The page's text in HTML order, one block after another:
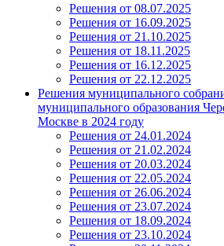
Решения от 08.07.2025
Решения от 16.09.2025
Решения от 21.10.2025
Решения от 18.11.2025
Решения от 16.12.2025
Решения от 22.12.2025
Решения муниципального
муниципального образования
Москве в 2024 году
Решения от 24.01.2024
Решения от 21.02.2024
Решения от 20.03.2024
Решения от 22.05.2024
Решения от 26.06.2024
Решения от 23.07.2024
Решения от 18.09.2024
Решения от 23.10.2024